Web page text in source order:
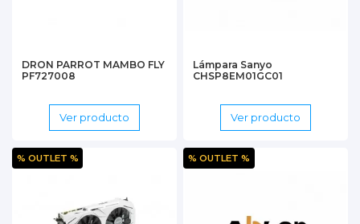
DRON PARROT MAMBO FLY
PF727008
Ver producto
Lámpara Sanyo
CHSP8EM01GC01
Ver producto
% OUTLET % % OUTLET %